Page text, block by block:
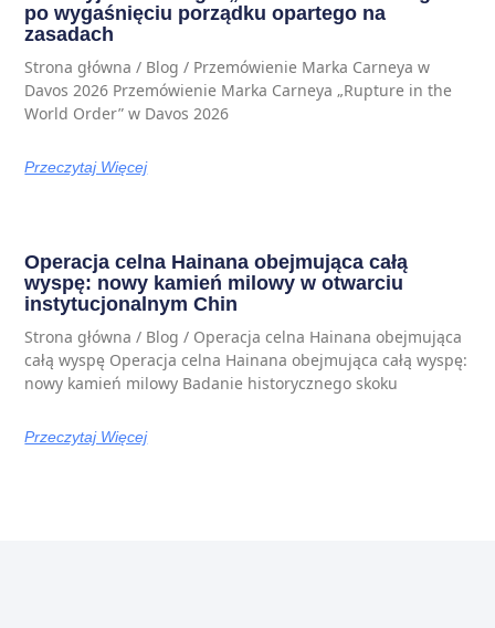
po wygaśnięciu porządku opartego na
zasadach
Strona główna / Blog / Przemówienie Marka Carneya w
Davos 2026 Przemówienie Marka Carneya „Rupture in the
World Order” w Davos 2026
Przeczytaj Więcej
Operacja celna Hainana obejmująca całą
wyspę: nowy kamień milowy w otwarciu
instytucjonalnym Chin
Strona główna / Blog / Operacja celna Hainana obejmująca
całą wyspę Operacja celna Hainana obejmująca całą wyspę:
nowy kamień milowy Badanie historycznego skoku
Przeczytaj Więcej